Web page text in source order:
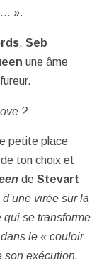
… ».
, Seb
une âme
?
petite place
ton choix et
de Stevart
virée sur la
se transforme
le « couloir
son exécution.